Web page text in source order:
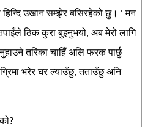
हिन्दि उखान सम्झेर बसिरहेको छु। ' मन
ठिक कुरा बुझ्नुभयो, अब मेरो लागि
तरिका चाहिँ अलि फरक पार्छु
भरेर घर ल्याउँछु, तताउँछु अनि